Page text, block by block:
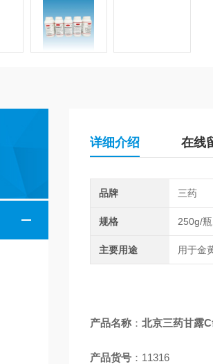
详细介绍 在线
品牌 三药
规格 250g/瓶
主要用途 用于金
产品名称： 北京三药甘露
产品货号：11316